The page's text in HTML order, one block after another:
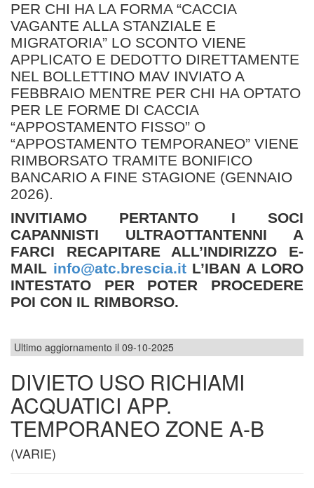
PER CHI HA LA FORMA “CACCIA
VAGANTE ALLA STANZIALE E
MIGRATORIA” LO SCONTO VIENE
APPLICATO E DEDOTTO DIRETTAMENTE
NEL BOLLETTINO MAV INVIATO A
FEBBRAIO MENTRE PER CHI HA OPTATO
PER LE FORME DI CACCIA
“APPOSTAMENTO FISSO” O
“APPOSTAMENTO TEMPORANEO” VIENE
RIMBORSATO TRAMITE BONIFICO
BANCARIO A FINE STAGIONE (GENNAIO
2026).
INVITIAMO PERTANTO I SOCI
CAPANNISTI ULTRAOTTANTENNI A
FARCI RECAPITARE ALL’INDIRIZZO E-
MAIL info@atc.brescia.itL’IBAN A LORO
INTESTATO PER POTER PROCEDERE
POI CON IL RIMBORSO.
Ultimo aggiornamento il 09-10-2025
DIVIETO USO RICHIAMI
ACQUATICI APP.
TEMPORANEO ZONE A-B
(VARIE)